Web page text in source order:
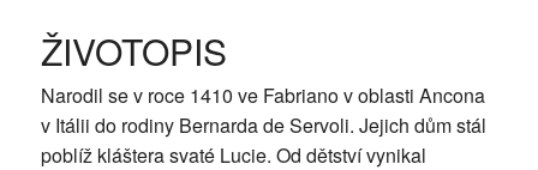
ŽIVOTOPIS
Narodil se v roce 1410 ve Fabriano v oblasti Ancona
v Itálii do rodiny Bernarda de Servoli. Jejich dům stál
poblíž kláštera svaté Lucie. Od dětství vynikal